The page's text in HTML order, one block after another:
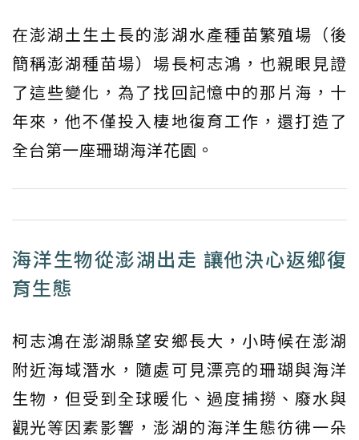
在澎湖土生土長的澎湖水產種苗繁殖場（後
簡稱澎湖種苗場）場長柯志鴻，也親眼見證
了這些變化，為了找回記憶中的那片海，十
年來，他不僅投入棲地復育工作，還打造了
全台第一座珊瑚海洋花園。
海洋生物從澎湖出走 讓他決心返鄉復
育生態
柯志鴻在澎湖縣望安鄉長大，小時候在澎湖
附近海域潛水，隨處可見漂亮的珊瑚與海洋
生物，但受到全球暖化、過度捕撈、廢水與
觀光等因素影響，澎湖的海洋生態彷彿一朵